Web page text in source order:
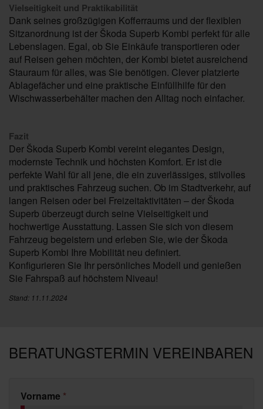
Vielseitigkeit und Praktikabilität
Dank seines großzügigen Kofferraums und der flexiblen
Sitzanordnung ist der Škoda Superb Kombi perfekt für alle
Lebenslagen. Egal, ob Sie Einkäufe transportieren oder
auf Reisen gehen möchten, der Kombi bietet ausreichend
Stauraum für alles, was Sie benötigen. Clever platzierte
Ablagefächer und eine praktische Einfüllhilfe für den
Wischwasserbehälter machen den Alltag noch einfacher.
Fazit
Der Škoda Superb Kombi vereint elegantes Design,
modernste Technik und höchsten Komfort. Er ist die
perfekte Wahl für all jene, die ein zuverlässiges, stilvolles
und praktisches Fahrzeug suchen. Ob im Stadtverkehr, auf
langen Reisen oder bei Freizeitaktivitäten – der Škoda
Superb überzeugt durch seine Vielseitigkeit und
hochwertige Ausstattung. Lassen Sie sich von diesem
Fahrzeug begeistern und erleben Sie, wie der Škoda
Superb Kombi Ihre Mobilität neu definiert.
Konfigurieren Sie Ihr persönliches Modell und genießen
Sie Fahrspaß auf höchstem Niveau!
Stand: 11.11.2024
BERATUNGSTERMIN VEREINBAREN
Vorname *